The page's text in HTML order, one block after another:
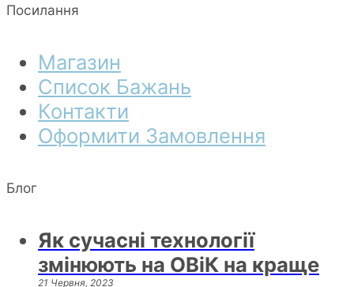
Посилання
Магазин
Список Бажань
Контакти
Оформити Замовлення
Блог
Як сучасні технології
змінюють на ОВіК на краще
21 Червня, 2023